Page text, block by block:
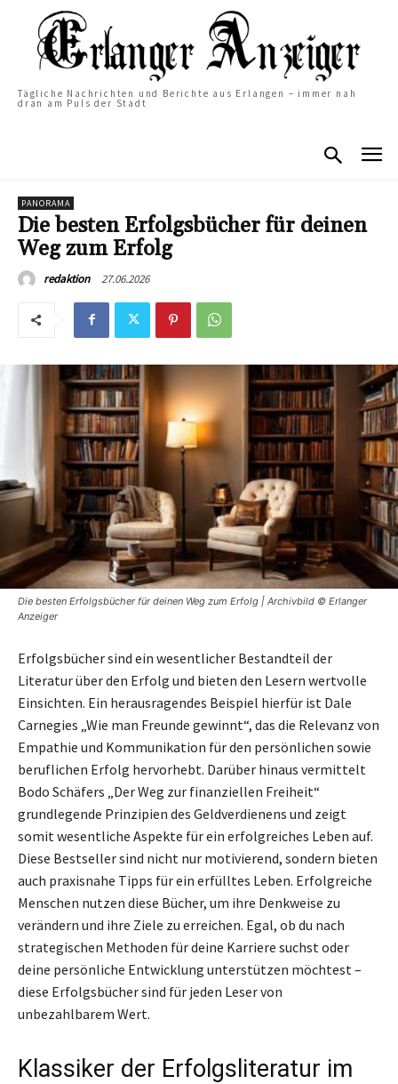
Tägliche Nachrichten und Berichte aus Erlangen – immer nah
dran am Puls der Stadt
PANORAMA
Die besten Erfolgsbücher für deinen
Weg zum Erfolg
redaktion 27.06.2026
Die besten Erfolgsbücher für deinen Weg zum Erfolg | Archivbild © Erlanger
Anzeiger
Erfolgsbücher sind ein wesentlicher Bestandteil der
Literatur über den Erfolg und bieten den Lesern wertvolle
Einsichten. Ein herausragendes Beispiel hierfür ist Dale
Carnegies „Wie man Freunde gewinnt“, das die Relevanz von
Empathie und Kommunikation für den persönlichen sowie
beruflichen Erfolg hervorhebt. Darüber hinaus vermittelt
Bodo Schäfers „Der Weg zur finanziellen Freiheit“
grundlegende Prinzipien des Geldverdienens und zeigt
somit wesentliche Aspekte für ein erfolgreiches Leben auf.
Diese Bestseller sind nicht nur motivierend, sondern bieten
auch praxisnahe Tipps für ein erfülltes Leben. Erfolgreiche
Menschen nutzen diese Bücher, um ihre Denkweise zu
verändern und ihre Ziele zu erreichen. Egal, ob du nach
strategischen Methoden für deine Karriere suchst oder
deine persönliche Entwicklung unterstützen möchtest –
diese Erfolgsbücher sind für jeden Leser von
unbezahlbarem Wert.
Klassiker der Erfolgsliteratur im